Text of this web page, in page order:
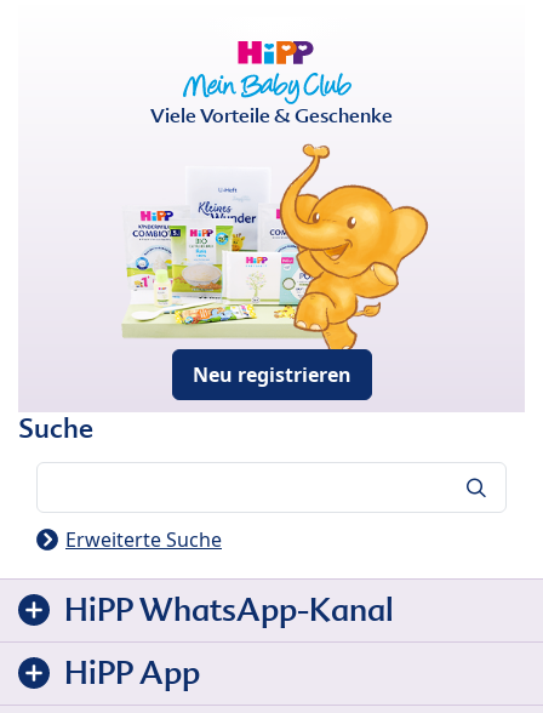
Viele Vorteile & Geschenke
Neu registrieren
Suche
Erweiterte Suche
HiPP WhatsApp-Kanal
HiPP App